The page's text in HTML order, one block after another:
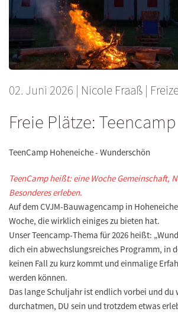
02. Juni 2026 | Nicole Fraaß |
Freie Plätze:
TeenCamp Hoheneiche - Wunderschön
TeenCamp heißt: eine Woche Gemeinschaft,
Besonderes erleben.
Auf dem CVJM-Bauwagencamp in
Woche, die wirklich einiges zu bieten hat.
Unser Teencamp-Thema für 2026 heißt:
dich ein abwechslungsreiches Programm, in
keinen Fall zu kurz kommt und einmalige
werden können.
Das lange Schuljahr ist endlich vorbei und
durchatmen, DU sein und trotzdem etwas